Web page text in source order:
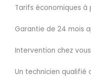
Tarifs économiques à
Garantie de 24 mois
Intervention chez
Un technicien qualifié